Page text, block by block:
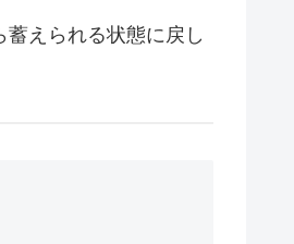
えられる状態に戻し